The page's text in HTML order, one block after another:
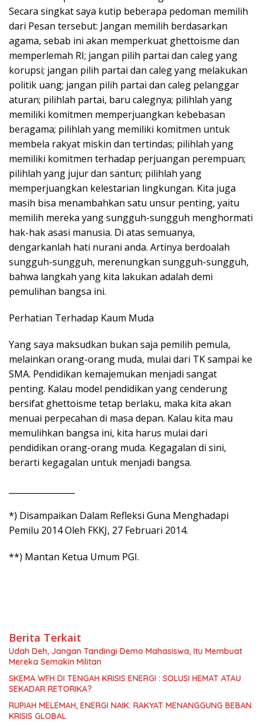
Secara singkat saya kutip beberapa pedoman memilih
dari Pesan tersebut: Jangan memilih berdasarkan
agama, sebab ini akan memperkuat ghettoisme dan
memperlemah RI; jangan pilih partai dan caleg yang
korupsi; jangan pilih partai dan caleg yang melakukan
politik uang; jangan pilih partai dan caleg pelanggar
aturan; pilihlah partai, baru calegnya; pilihlah yang
memiliki komitmen memperjuangkan kebebasan
beragama; pilihlah yang memiliki komitmen untuk
membela rakyat miskin dan tertindas; pilihlah yang
memiliki komitmen terhadap perjuangan perempuan;
pilihlah yang jujur dan santun; pilihlah yang
memperjuangkan kelestarian lingkungan. Kita juga
masih bisa menambahkan satu unsur penting, yaitu
memilih mereka yang sungguh-sungguh menghormati
hak-hak asasi manusia. Di atas semuanya,
dengarkanlah hati nurani anda. Artinya berdoalah
sungguh-sungguh, merenungkan sungguh-sungguh,
bahwa langkah yang kita lakukan adalah demi
pemulihan bangsa ini.
Perhatian Terhadap Kaum Muda
Yang saya maksudkan bukan saja pemilih pemula,
melainkan orang-orang muda, mulai dari TK sampai ke
SMA. Pendidikan kemajemukan menjadi sangat
penting. Kalau model pendidikan yang cenderung
bersifat ghettoisme tetap berlaku, maka kita akan
menuai perpecahan di masa depan. Kalau kita mau
memulihkan bangsa ini, kita harus mulai dari
pendidikan orang-orang muda. Kegagalan di sini,
berarti kegagalan untuk menjadi bangsa.
*) Disampaikan Dalam Refleksi Guna Menghadapi
Pemilu 2014 Oleh FKKJ, 27 Februari 2014.
**) Mantan Ketua Umum PGI.
Berita Terkait
Udah Deh, Jangan Tandingi Demo Mahasiswa, Itu Membuat
Mereka Semakin Militan
SKEMA WFH DI TENGAH KRISIS ENERGI : SOLUSI HEMAT ATAU
SEKADAR RETORIKA?
RUPIAH MELEMAH, ENERGI NAIK: RAKYAT MENANGGUNG BEBAN
KRISIS GLOBAL